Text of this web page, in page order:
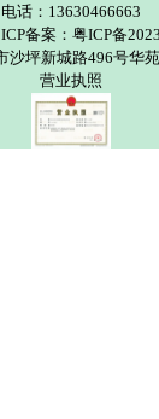
电话：13630466663
备案：粤ICP备
沙坪新城路496号华
营业执照